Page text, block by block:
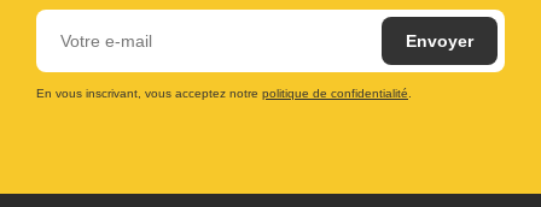
En vous inscrivant, vous acceptez notre politique de confidentialité